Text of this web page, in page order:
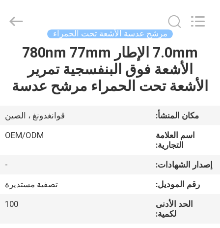
الصفحة
الرئيسية
معلومات
جولة
Technology
مرشح عدسة الأشعة تحت الحمراء
7.0mm الإطار 780nm 77mm
الأشعة فوق البنفسجية تمرير
الأشعة تحت الحمراء مرشح عدسة
مكان المنشأ:
قوانغدونغ ، الصين
اسم العلامة
التجارية:
OEM/ODM
إصدار الشهادات:
-
رقم الموديل:
تصفية مستديرة
الحد الأدنى
لكمية:
100